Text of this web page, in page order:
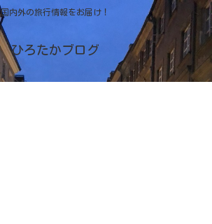
国内外の旅行情報をお届け！
ひろたかブログ